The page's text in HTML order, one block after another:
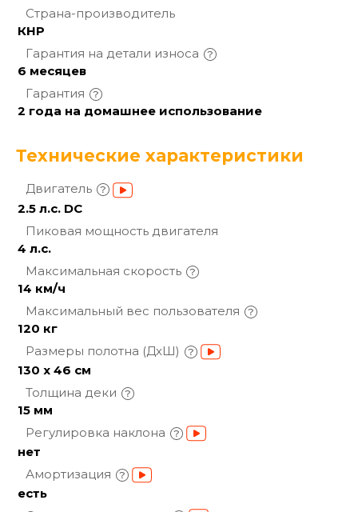
Страна-производитель
КНР
Гарантия на детали износа
6 месяцев
Гарантия
2 года на домашнее использование
Технические характеристики
Двигатель
2.5 л.с. DC
Пиковая мощность двигателя
4 л.с.
Максимальная скорость
14 км/ч
Максимальный вес пользователя
120 кг
Размеры полотна (ДхШ)
130 х 46 см
Толщина деки
15 мм
Регулировка наклона
нет
Амортизация
есть